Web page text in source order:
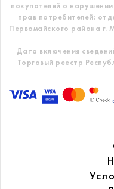
покупателей о
прав потребителей:
Первомайского района г.
Дата включения
Торговый реестр